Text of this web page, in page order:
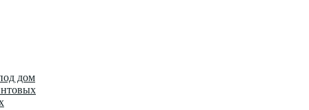
дом